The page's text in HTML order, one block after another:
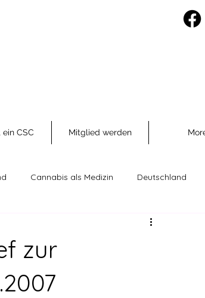
CSC Mitglied werden
Cannabis als Medizin Deutschland
zur